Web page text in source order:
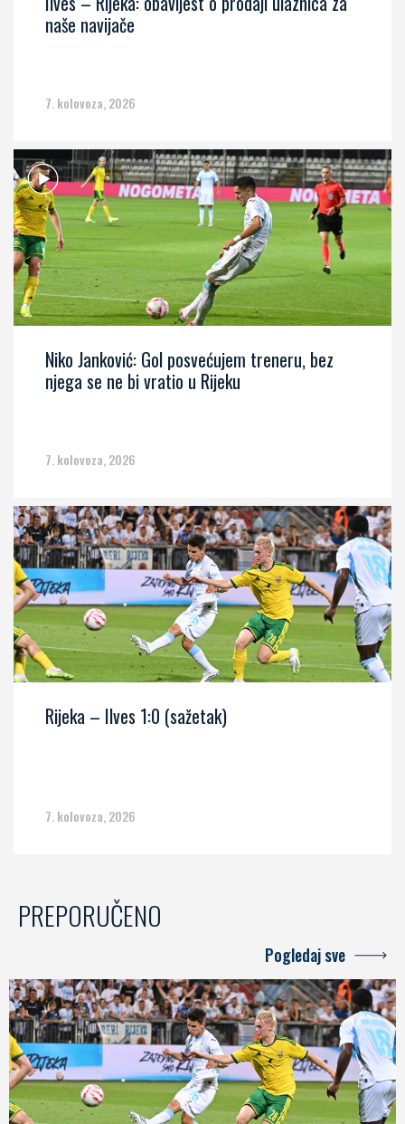
naše navijače
7. kolovoza, 2026
Niko Janković: Gol posvećujem treneru, bez
njega se ne bi vratio u Rijeku
7. kolovoza, 2026
Rijeka – Ilves 1:0 (sažetak)
7. kolovoza, 2026
PREPORUČENO
Pogledaj sve